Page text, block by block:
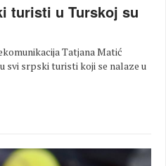
turisti u Turskoj su
Tatjana Matić
svi srpski turisti koji se nalaze u